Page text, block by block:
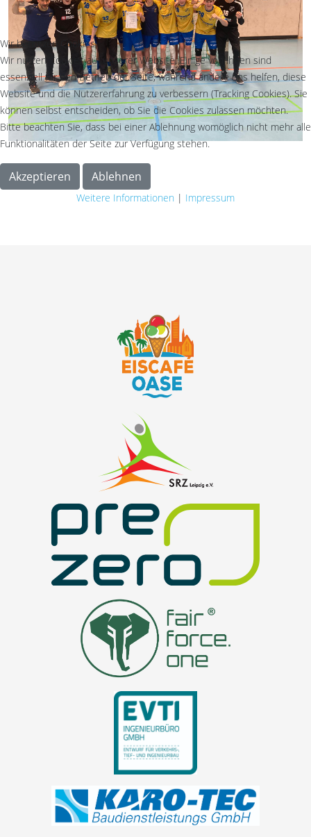
Wir benutzen Cookies
Wir nutzen Cookies auf unserer Website. Einige von ihnen sind
essenziell für den Betrieb der Seite, während andere uns helfen, diese
Website und die Nutzererfahrung zu verbessern (Tracking Cookies). Sie
können selbst entscheiden, ob Sie die Cookies zulassen möchten.
Bitte beachten Sie, dass bei einer Ablehnung womöglich nicht mehr alle
Funktionalitäten der Seite zur Verfügung stehen.
Akzeptieren Ablehnen
Weitere Informationen | Impressum